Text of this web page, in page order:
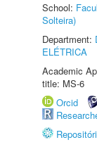
School:
Solteira)
Department:
ELÉTRICA
Academic
title: MS-6
Orcid